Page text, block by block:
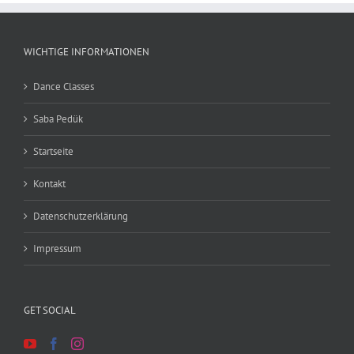
WICHTIGE INFORMATIONEN
Dance Classes
Saba Pedük
Startseite
Kontakt
Datenschutzerklärung
Impressum
GET SOCIAL